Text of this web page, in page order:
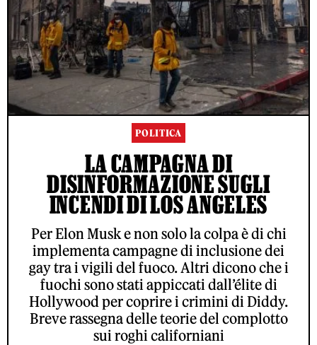
POLITICA
LA CAMPAGNA DI
DISINFORMAZIONE SUGLI
INCENDI DI LOS ANGELES
Per Elon Musk e non solo la colpa è di chi
implementa campagne di inclusione dei
gay tra i vigili del fuoco. Altri dicono che i
fuochi sono stati appiccati dall’élite di
Hollywood per coprire i crimini di Diddy.
Breve rassegna delle teorie del complotto
sui roghi californiani